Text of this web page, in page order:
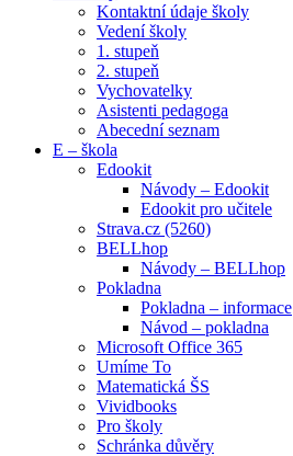
Kontaktní údaje školy
Vedení školy
1. stupeň
2. stupeň
Vychovatelky
Asistenti pedagoga
Abecední seznam
E – škola
Edookit
Návody – Edookit
Edookit pro učitele
Strava.cz (5260)
BELLhop
Návody – BELLhop
Pokladna
Pokladna – informace
Návod – pokladna
Microsoft Office 365
Umíme To
Matematická ŠS
Vividbooks
Pro školy
Schránka důvěry